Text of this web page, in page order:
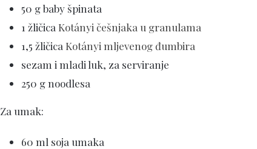
50 g baby špinata
1 žličica Kotányi češnjaka u granulama
1,5 žličica Kotányi mljevenog đumbira
sezam i mladi luk, za serviranje
250 g noodlesa
Za umak:
60 ml soja umaka